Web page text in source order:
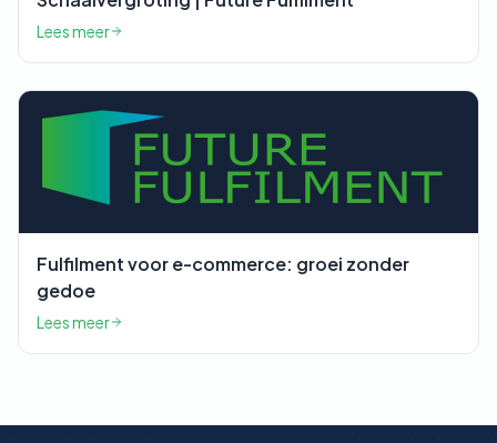
Lees meer
Fulfilment voor e-commerce: groei zonder
gedoe
Lees meer